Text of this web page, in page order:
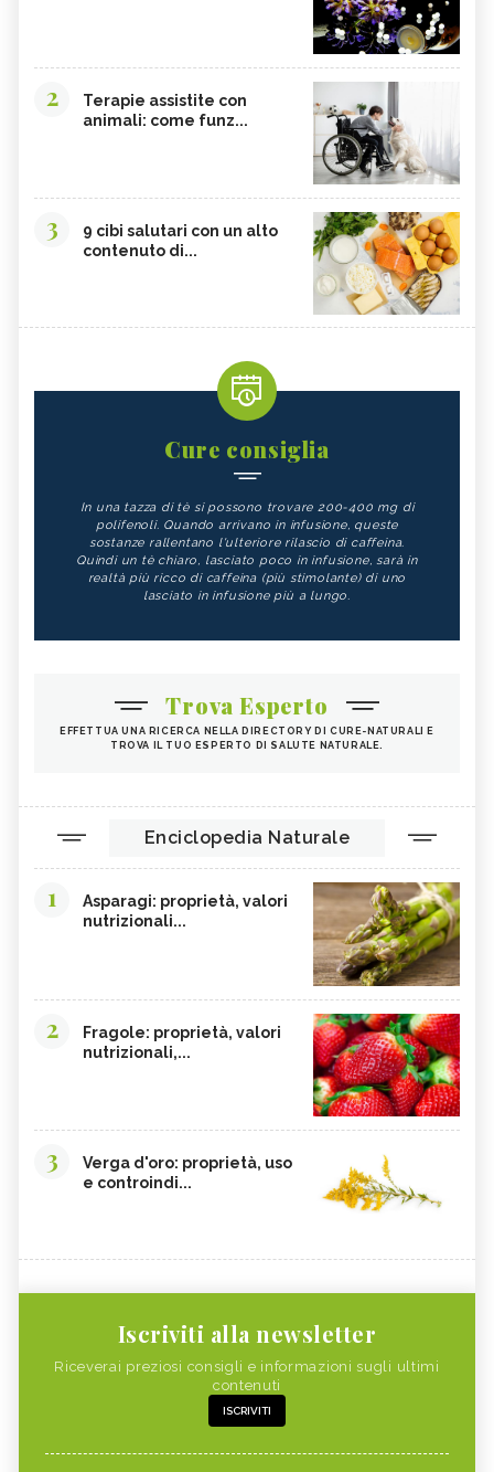
2
Terapie assistite con
animali: come funz...
3
9 cibi salutari con un alto
contenuto di...
Cure consiglia
In una tazza di tè si possono trovare 200-400 mg di
polifenoli. Quando arrivano in infusione, queste
sostanze rallentano l'ulteriore rilascio di caffeina.
Quindi un tè chiaro, lasciato poco in infusione, sarà in
realtà più ricco di caffeina (più stimolante) di uno
lasciato in infusione più a lungo.
Trova Esperto
EFFETTUA UNA RICERCA NELLA DIRECTORY DI CURE-NATURALI E
TROVA IL TUO ESPERTO DI SALUTE NATURALE.
Enciclopedia Naturale
1
Asparagi: proprietà, valori
nutrizionali...
2
Fragole: proprietà, valori
nutrizionali,...
3
Verga d'oro: proprietà, uso
e controindi...
Iscriviti alla newsletter
Riceverai preziosi consigli e informazioni sugli ultimi
contenuti
ISCRIVITI